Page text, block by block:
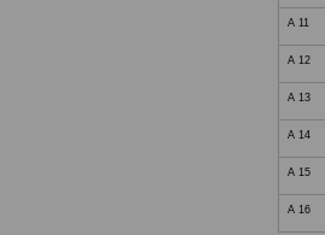
A 11
A 12
A 13
A 14
A 15
A 16